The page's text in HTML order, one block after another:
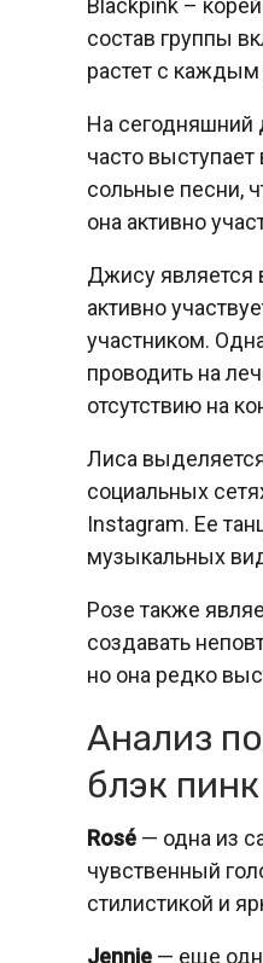
Blackpink –
состав группы
растет с каждым
На сегодняшний
часто
сольные песни,
она активно
Джису является
активно
участником.
проводить на
отсутствию на
Лиса
социальных
Instagram. Ее
музыкальных
Розе также
создавать
но она редко
Анализ
блэк пинк
Rosé — одна из
чувственный
стилистикой и
Jennie — еще